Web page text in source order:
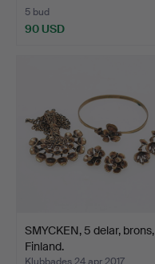
5 bud
90 USD
SMYCKEN, 5 delar, brons,
Finland.
Klubbades 24 apr 2017